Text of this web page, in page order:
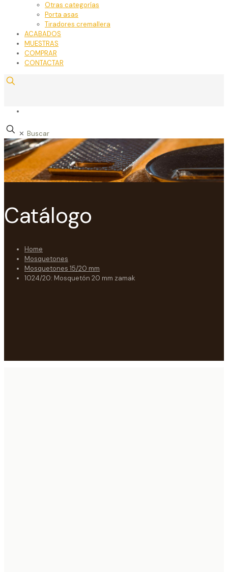
Otras categorías
Porta asas
Tiradores cremallera
ACABADOS
MUESTRAS
COMPRAR
CONTACTAR
✕
Catálogo
Home
Mosquetones
Mosquetones 15/20 mm
1024/20: Mosquetón 20 mm zamak